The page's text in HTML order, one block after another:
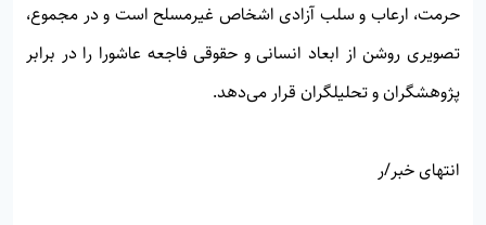
حرمت، ارعاب و سلب آزادی اشخاص غیرمسلح است و در مجموع،
تصویری روشن از ابعاد انسانی و حقوقی فاجعه عاشورا را در برابر
پژوهشگران و تحلیلگران قرار می‌دهد.
انتهای خبر/ر